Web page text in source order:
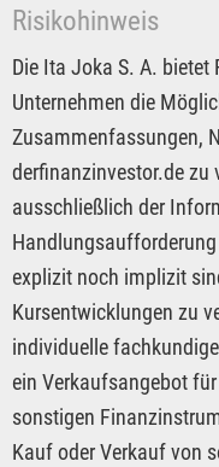
Risikohinweis
Die Ita Joka S. A. bietet
Unternehmen die
Zusammenfassungen,
derfinanzinvestor.de zu
ausschließlich der
explizit noch implizit
Kursentwicklungen zu
individuelle
ein Verkaufsangebot
sonstigen
Kauf oder Verkauf von